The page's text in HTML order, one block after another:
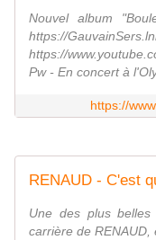
Nouvel album
https://
https://
Pw - En concert à
https://
Une des plus
carrière de